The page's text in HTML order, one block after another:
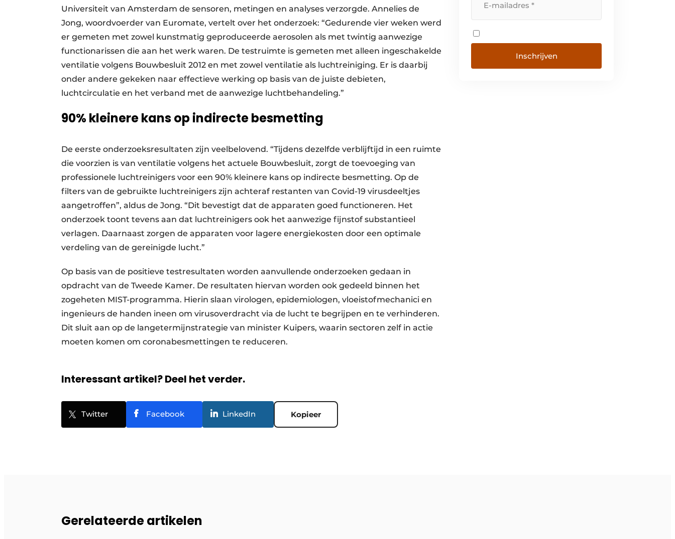
Universiteit van Amsterdam de sensoren, metingen en analyses verzorgde. Annelies de
Jong, woordvoerder van Euromate, vertelt over het onderzoek: “Gedurende vier weken werd
er gemeten met zowel kunstmatig geproduceerde aerosolen als met twintig aanwezige
functionarissen die aan het werk waren. De testruimte is gemeten met alleen ingeschakelde
ventilatie volgens Bouwbesluit 2012 en met zowel ventilatie als luchtreiniging. Er is daarbij
onder andere gekeken naar effectieve werking op basis van de juiste debieten,
luchtcirculatie en het verband met de aanwezige luchtbehandeling.”
90% kleinere kans op indirecte besmetting
De eerste onderzoeksresultaten zijn veelbelovend. “Tijdens dezelfde verblijftijd in een ruimte
die voorzien is van ventilatie volgens het actuele Bouwbesluit, zorgt de toevoeging van
professionele luchtreinigers voor een 90% kleinere kans op indirecte besmetting. Op de
filters van de gebruikte luchtreinigers zijn achteraf restanten van Covid-19 virusdeeltjes
aangetroffen”, aldus de Jong. “Dit bevestigt dat de apparaten goed functioneren. Het
onderzoek toont tevens aan dat luchtreinigers ook het aanwezige fijnstof substantieel
verlagen. Daarnaast zorgen de apparaten voor lagere energiekosten door een optimale
verdeling van de gereinigde lucht.”
Op basis van de positieve testresultaten worden aanvullende onderzoeken gedaan in
opdracht van de Tweede Kamer. De resultaten hiervan worden ook gedeeld binnen het
zogeheten MIST-programma. Hierin slaan virologen, epidemiologen, vloeistofmechanici en
ingenieurs de handen ineen om virusoverdracht via de lucht te begrijpen en te verhinderen.
Dit sluit aan op de langetermijnstrategie van minister Kuipers, waarin sectoren zelf in actie
moeten komen om coronabesmettingen te reduceren.
Interessant artikel? Deel het verder.
Twitter Facebook LinkedIn Kopieer
Gerelateerde artikelen